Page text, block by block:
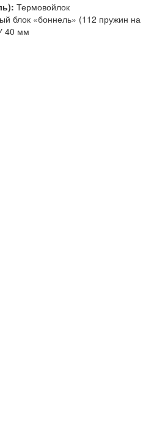
Термовойлок
блок «боннель» (112 пружин
40 мм